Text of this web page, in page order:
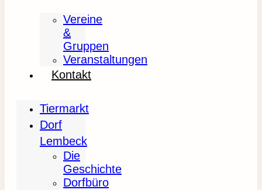
Vereine
&
Gruppen
Veranstaltungen
Kontakt
Tiermarkt
Dorf
Lembeck
Die
Geschichte
Dorfbüro